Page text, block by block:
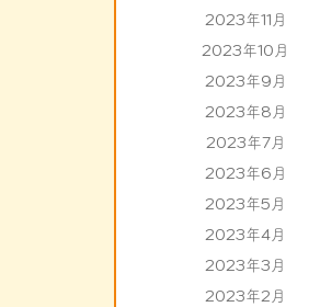
2023年11月
2023年10月
2023年9月
2023年8月
2023年7月
2023年6月
2023年5月
2023年4月
2023年3月
2023年2月